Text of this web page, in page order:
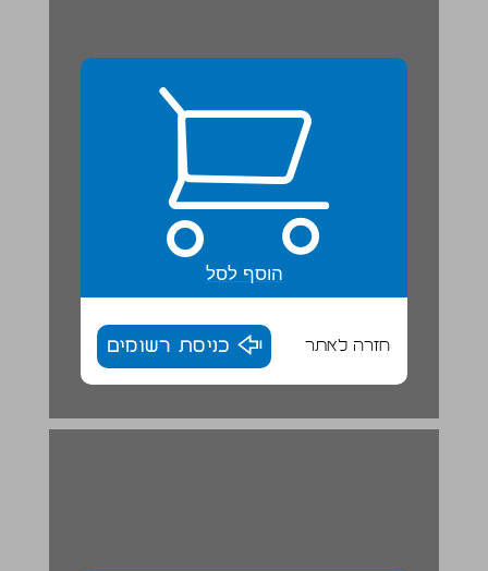
הוסף לסל
חזרה לאתר כניסת רשומים